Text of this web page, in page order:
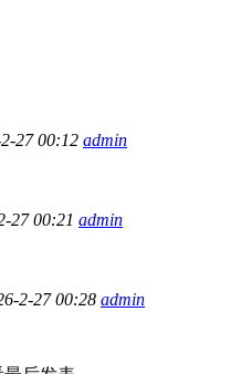
27 00:12 admin
27 00:21 admin
2-27 00:28 admin